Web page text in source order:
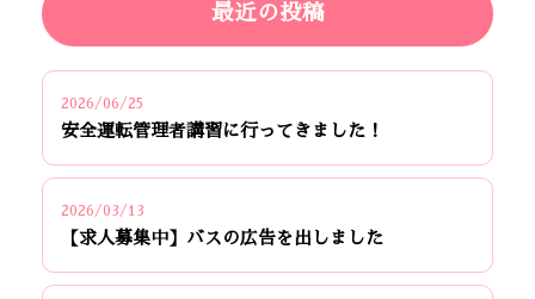
最近の投稿
2026/06/25
安全運転管理者講習に行ってきました！
2026/03/13
【求人募集中】バスの広告を出しました